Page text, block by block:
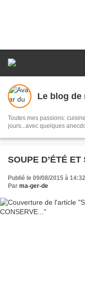
Le blog de
Toutes mes passions:
jours...avec quelques
SOUPE D’ÉTÉ
Publié le 09/08/2015 à 14:32
Par ma-ger-de